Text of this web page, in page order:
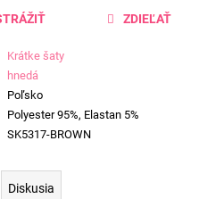
Krátke šaty
hnedá
Poľsko
Polyester 95%, Elastan 5%
SK5317-BROWN
ZDIEĽAŤ
Diskusia